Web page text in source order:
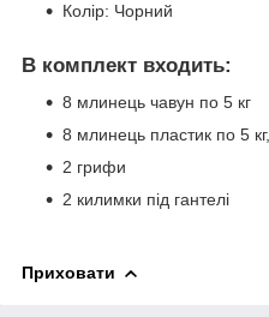
Колір: Чорний
В комплект входить:
8 млинець чавун по 5 кг
8 млинець пластик по 5 кг,
2 грифи
2 килимки під гантелі
Приховати